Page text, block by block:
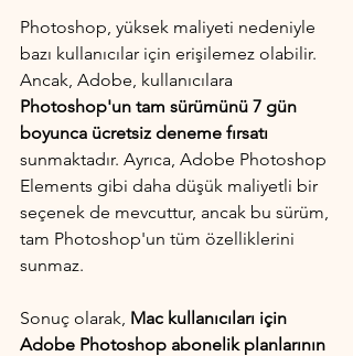
Photoshop, yüksek maliyeti nedeniyle
bazı kullanıcılar için erişilemez olabilir.
Ancak, Adobe, kullanıcılara
Photoshop'un tam sürümünü 7 gün
boyunca ücretsiz deneme fırsatı
sunmaktadır. Ayrıca, Adobe Photoshop
Elements gibi daha düşük maliyetli bir
seçenek de mevcuttur, ancak bu sürüm,
tam Photoshop'un tüm özelliklerini
sunmaz.
Sonuç olarak, Mac kullanıcıları için
Adobe Photoshop abonelik planlarının